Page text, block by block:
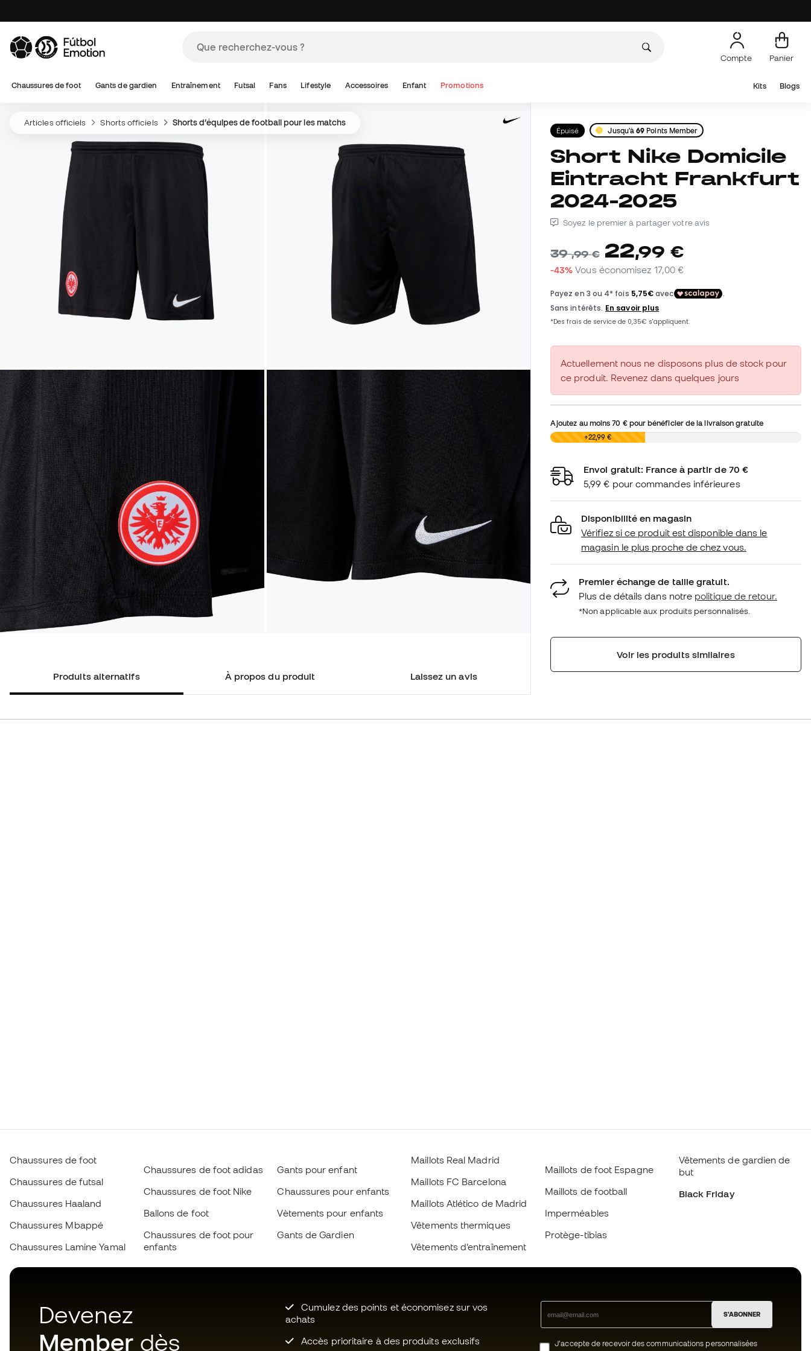
Compte Panier
Chaussures de foot Gants de gardien Entraînement Futsal Fans Lifestyle Accessoires Enfant Promotions Kits Blogs
Articles officiels Shorts officiels Shorts d’équipes de football pour les matchs
Produits alternatifs À propos du produit Laissez un avis
Épuisé Jusqu'à69 Points Member
Short Nike Domicile
Eintracht Frankfurt
2024-2025
Soyez le premier à partager votre avis
39,99 € 22,99 €
-43% Vous économisez 17,00 €
Actuellement nous ne disposons plus de stock pour
ce produit. Revenez dans quelques jours
Ajoutez au moins70 €pour bénéficier de la livraison gratuite
0,00 € +22,99 €
Envoi gratuit: France à partir de 70 €
5,99 € pour commandes inférieures
Disponibilité en magasin
Vérifiez si ce produit est disponible dans le
magasin le plus proche de chez vous.
Premier échange de taille gratuit.
Plus de détails dans notre politique de retour.
*Non applicable aux produits personnalisés.
Voir les produits similaires
Chaussures de foot
Chaussures de futsal
Chaussures Haaland
Chaussures Mbappé
Chaussures Lamine Yamal
Chaussures de foot adidas
Chaussures de foot Nike
Ballons de foot
Chaussures de foot pour
enfants
Gants pour enfant
Chaussures pour enfants
Vètements pour enfants
Gants de Gardien
Maillots Real Madrid
Maillots FC Barcelona
Maillots Atlético de Madrid
Vêtements thermiques
Vêtements d’entraînement
Maillots de foot Espagne
Maillots de football
Imperméables
Protège-tibias
Vêtements de gardien de
but
Black Friday
Devenez
Member dès
Cumulez des points et économisez sur vos
achats
Accès prioritaire à des produits exclusifs
S'ABONNER
J’accepte de recevoir des communications personnalisées